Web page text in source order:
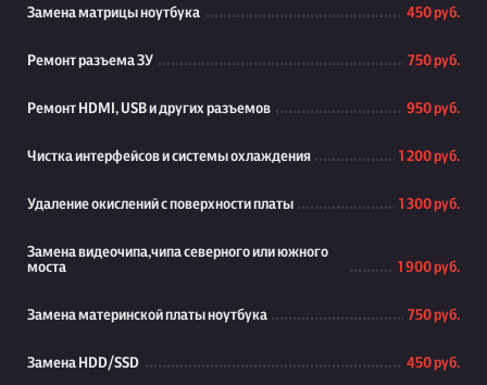
Замена матрицы ноутбука 450 руб.
Ремонт разъема ЗУ 750 руб.
Ремонт HDMI, USB и других разъемов 950 руб.
Чистка интерфейсов и системы охлаждения 1 200 руб.
Удаление окислений с поверхности платы 1 300 руб.
Замена видеочипа,чипа северного или южного
моста
1 900 руб.
Замена материнской платы ноутбука 750 руб.
Замена HDD/SSD 450 руб.